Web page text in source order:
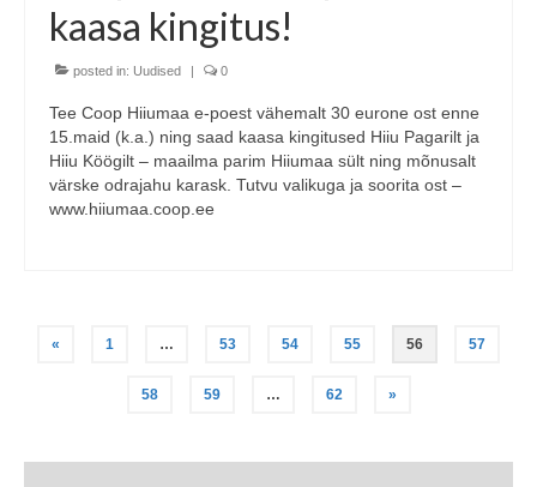
kaasa kingitus!
posted in: Uudised 0
Tee Coop Hiiumaa e-poest vähemalt 30 eurone ost enne
15.maid (k.a.) ning saad kaasa kingitused Hiiu Pagarilt ja
Hiiu Köögilt – maailma parim Hiiumaa sült ning mõnusalt
värske odrajahu karask. Tutvu valikuga ja soorita ost –
www.hiiumaa.coop.ee
Posts
pagination
« 1 … 53 54 55 56 57
58 59 … 62 »